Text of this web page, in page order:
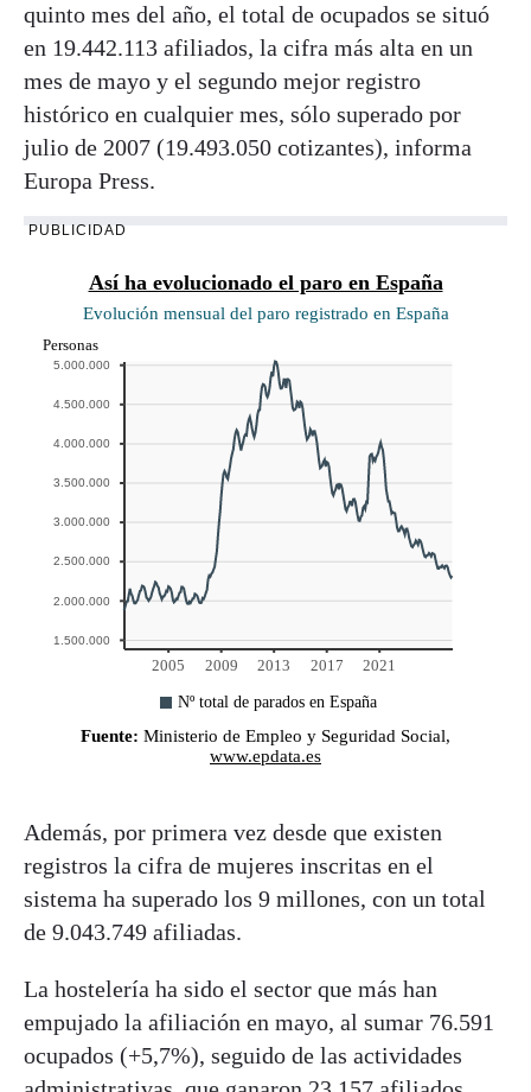
quinto mes del año, el total de ocupados se situó
en 19.442.113 afiliados, la cifra más alta en un
mes de mayo y el segundo mejor registro
histórico en cualquier mes, sólo superado por
julio de 2007 (19.493.050 cotizantes), informa
Europa Press.
PUBLICIDAD
Además, por primera vez desde que existen
registros la cifra de mujeres inscritas en el
sistema ha superado los 9 millones, con un total
de 9.043.749 afiliadas.
La hostelería ha sido el sector que más han
empujado la afiliación en mayo, al sumar 76.591
ocupados (+5,7%), seguido de las actividades